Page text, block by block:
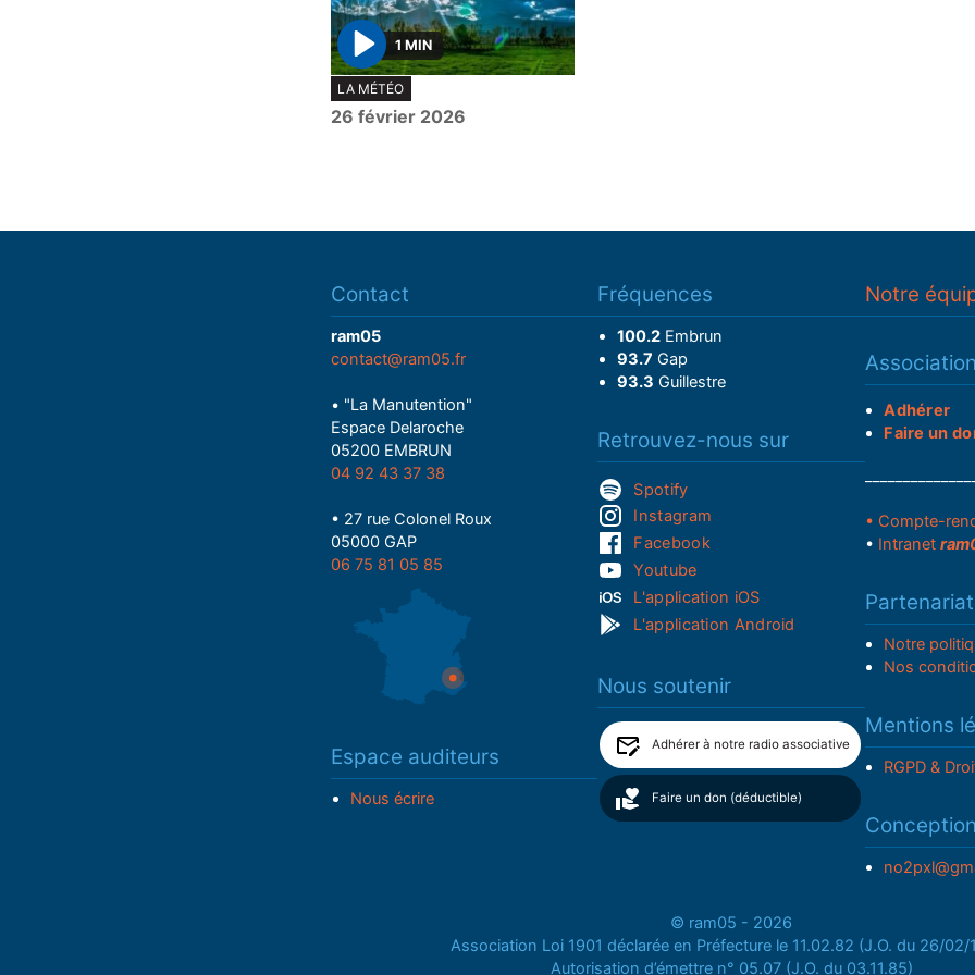
P
l
a
1 MIN
LA MÉTÉO
26 février 2026
Contact
ram05
contact@ram05.fr
• "La Manutention"
Espace Delaroche
05200 EMBRUN
04 92 43 37 38
• 27 rue Colonel Roux
05000 GAP
06 75 81 05 85
Espace auditeurs
Nous écrire
Fréquences
100.2Embrun
93.7 Gap
93.3 Guillestre
Retrouvez-nous sur
Spotify
Instagram
Facebook
Youtube
L'application iOS
L'application Android
Nous soutenir
Adhérer à notre radio associative
Faire un don (déductible)
Notre
Association
Adhérer
Faire un
• Compte-
• Intranet
Notre
Nos
Mentions
RGPD &
© ram05 - 2026
Association Loi 1901 déclarée en Préfecture le 11.02.82 (J.O. du 26/02/
Autorisation d’émettre n° 05.07 (J.O. du 03.11.85)